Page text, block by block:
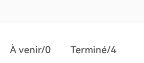
À venir/0 Terminé/4